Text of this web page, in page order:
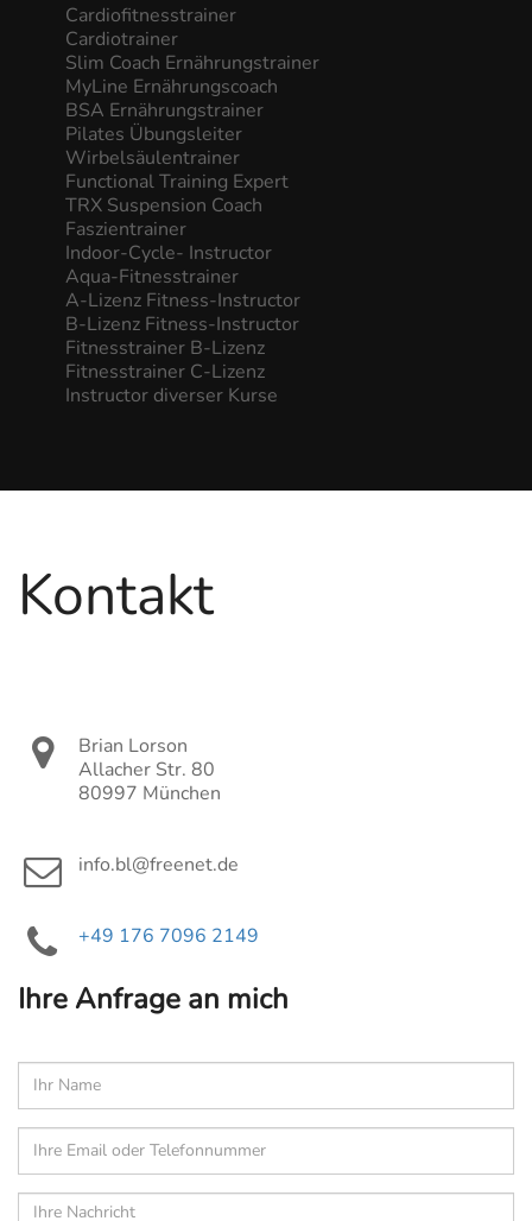
Cardiofitnesstrainer
Cardiotrainer
Slim Coach Ernährungstrainer
MyLine Ernährungscoach
BSA Ernährungstrainer
Pilates Übungsleiter
Wirbelsäulentrainer
Functional Training Expert
TRX Suspension Coach
Faszientrainer
Indoor-Cycle- Instructor
Aqua-Fitnesstrainer
A-Lizenz Fitness-Instructor
B-Lizenz Fitness-Instructor
Fitnesstrainer B-Lizenz
Fitnesstrainer C-Lizenz
Instructor diverser Kurse
Kontakt
Brian Lorson
Allacher Str. 80
80997 München
info.bl@freenet.de
+49 176 7096 2149
Ihre Anfrage an mich